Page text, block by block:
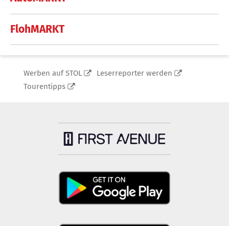
FlohMARKT
Werben auf STOL
Leserreporter werden
Tourentipps